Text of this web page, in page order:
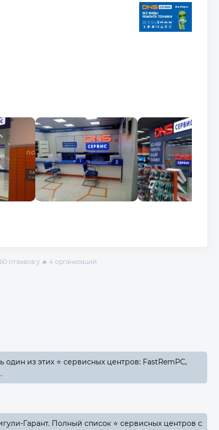
отзывов у 🔥 4 организаций.
из этих ⭐ сервисных центров: FastRemPC,
Гарант. Полный список ⭐ сервисных центров с